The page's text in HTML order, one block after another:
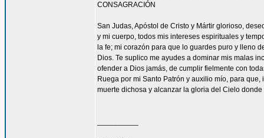
CONSAGRACIÓN
San Judas, Apóstol de Cristo y Mártir glorioso,
y mi cuerpo, todos mis intereses espirituales y
la fe; mi corazón para que lo guardes puro y lleno
Dios. Te suplico me ayudes a dominar mis malas
ofender a Dios jamás, de cumplir fielmente con
Ruega por mi Santo Patrón y auxilio mío, para
muerte dichosa y alcanzar la gloria del Cielo